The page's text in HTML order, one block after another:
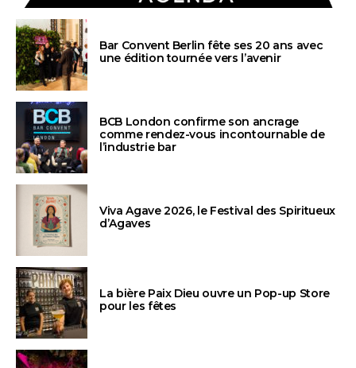
Bar Convent Berlin fête ses 20 ans avec
une édition tournée vers l’avenir
BCB London confirme son ancrage
comme rendez-vous incontournable de
l’industrie bar
Viva Agave 2026, le Festival des Spiritueux
d’Agaves
La bière Paix Dieu ouvre un Pop-up Store
pour les fêtes